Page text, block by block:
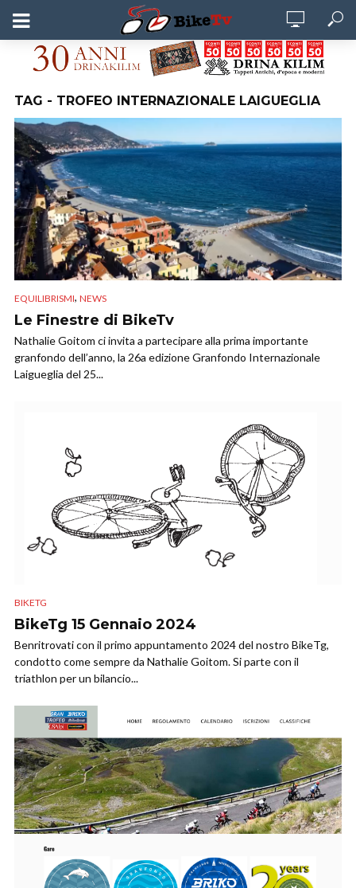
TAG - TROFEO INTERNAZIONALE LAIGUEGLIA
EQUILIBRISMI, NEWS
Le Finestre di BikeTv
Nathalie Goitom ci invita a partecipare alla prima importante
granfondo dell’anno, la 26a edizione Granfondo Internazionale
Laigueglia del 25...
BIKETG
BikeTg 15 Gennaio 2024
Benritrovati con il primo appuntamento 2024 del nostro BikeTg,
condotto come sempre da Nathalie Goitom. Si parte con il
triathlon per un bilancio...